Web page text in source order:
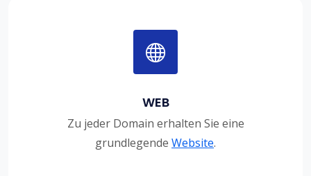
WEB
Zu jeder Domain erhalten Sie eine
grundlegende Website.